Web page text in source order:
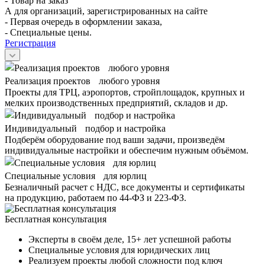
А для организаций, зарегистрированных на сайте
- Первая очередь в оформлении заказа,
- Специальные цены.
Регистрация
Реализация проектов любого уровня
Проекты для ТРЦ, аэропортов, стройплощадок, крупных и
мелких производственных предприятий, складов и др.
Индивидуальный подбор и настройка
Подберём оборудование под ваши задачи, произведём
индивидуальные настройки и обеспечим нужным объёмом.
Специальные условия для юрлиц
Безналичный расчет с НДС, все документы и сертификаты
на продукцию, работаем по 44-ФЗ и 223-ФЗ.
Бесплатная консультация
Эксперты в своём деле, 15+ лет успешной работы
Специальные условия для юридических лиц
Реализуем проекты любой сложности под ключ